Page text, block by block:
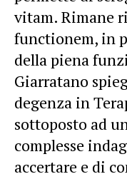
vitam. Rimane
functionem, in
della piena
Giarratano
degenza in
sottoposto ad
complesse
accertare e di